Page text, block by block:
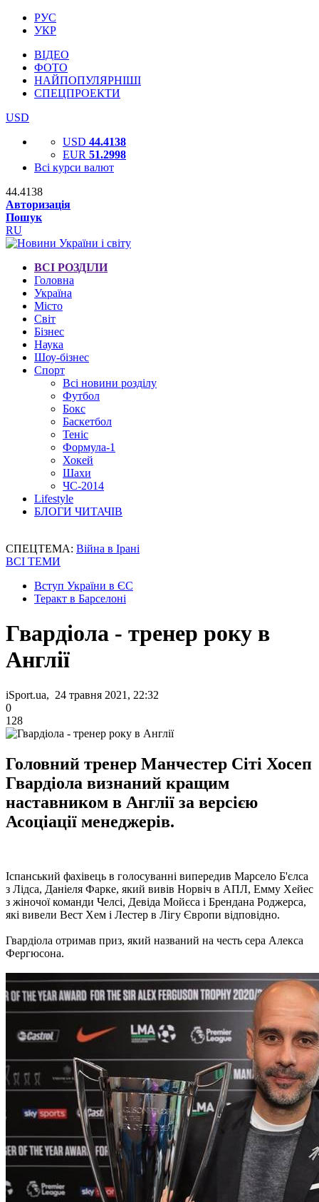
РУС
УКР
ВІДЕО
ФОТО
НАЙПОПУЛЯРНІШІ
СПЕЦПРОЕКТИ
USD
USD 44.4138
EUR 51.2998
Всі курси валют
44.4138
Авторизація
Пошук
RU
ВСІ РОЗДІЛИ
Головна
Україна
Місто
Світ
Бізнес
Наука
Шоу-бізнес
Спорт
Всі новини розділу
Футбол
Бокс
Баскетбол
Теніс
Формула-1
Хокей
Шахи
ЧС-2014
Lifestyle
БЛОГИ ЧИТАЧІВ
СПЕЦТЕМА: Війна в Ірані
ВСІ ТЕМИ
Вступ України в ЄС
Теракт в Барселоні
Гвардіола - тренер року в
Англії
iSport.ua, 24 травня 2021, 22:32
0
128
Головний тренер Манчестер Сіті Хосеп
Гвардіола визнаний кращим
наставником в Англії за версією
Асоціації менеджерів.
Іспанський фахівець в голосуванні випередив Марсело Б'єлса
з Лідса, Даніеля Фарке, який вивів Норвіч в АПЛ, Емму Хейес
з жіночої команди Челсі, Девіда Мойєса і Брендана Роджерса,
які вивели Вест Хем і Лестер в Лігу Європи відповідно.
Гвардіола отримав приз, який названий на честь сера Алекса
Фергюсона.